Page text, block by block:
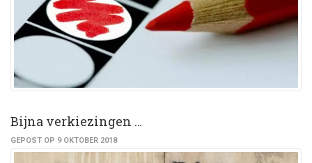
Bijna verkiezingen …
GEPOST OP 9 OKTOBER 2018